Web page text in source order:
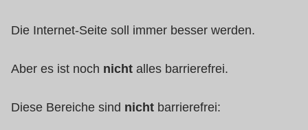
Die Internet-Seite soll immer besser werden.
Aber es ist noch nicht alles barrierefrei.
Diese Bereiche sind nicht barrierefrei: